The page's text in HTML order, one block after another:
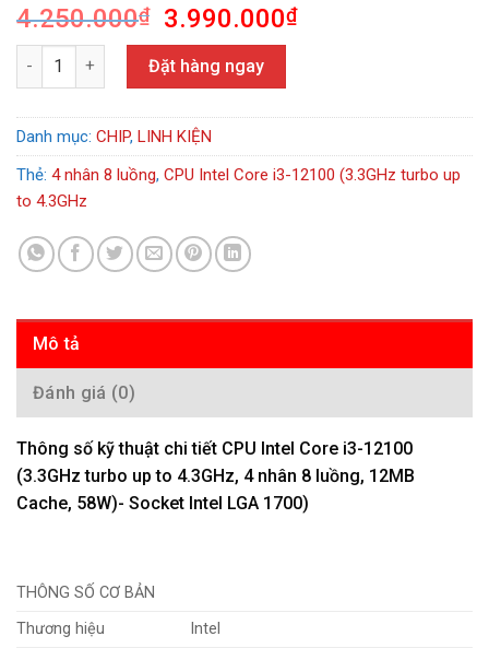
4.250.000₫
Giá
gốc
là:
4.250.000₫.
3.990.000₫Giá
3.990.000₫.
CPU Intel Core i3-12100 (3.3GHz turbo up to 4.3GHz, 4 nhân 8
Đặt hàng ngay
Danh mục: CHIP, LINH KIỆN
Thẻ: 4 nhân 8 luồng, CPU Intel Core i3-12100 (3.3GHz turbo up
to 4.3GHz
Mô tả
Đánh giá (0)
Thông số kỹ thuật chi tiết CPU Intel Core i3-12100
(3.3GHz turbo up to 4.3GHz, 4 nhân 8 luồng, 12MB
Cache, 58W)- Socket Intel LGA 1700)
THÔNG SỐ CƠ BẢN
Thương hiệu
Intel